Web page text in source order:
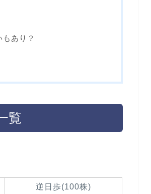
あり？
覧
逆日歩(100株)